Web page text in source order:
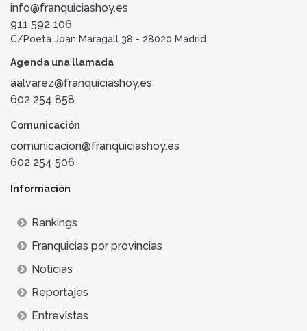
info@franquiciashoy.es
911 592 106
C/Poeta Joan Maragall 38 - 28020 Madrid
Agenda una llamada
aalvarez@franquiciashoy.es
602 254 858
Comunicación
comunicacion@franquiciashoy.es
602 254 506
Información
Rankings
Franquicias por provincias
Noticias
Reportajes
Entrevistas